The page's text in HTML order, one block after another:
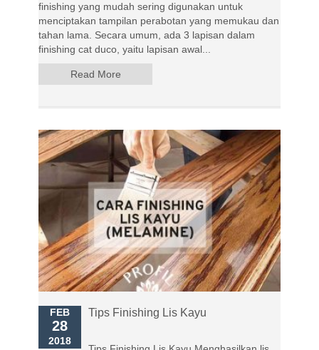
finishing yang mudah sering digunakan untuk
menciptakan tampilan perabotan yang memukau dan
tahan lama. Secara umum, ada 3 lapisan dalam
finishing cat duco, yaitu lapisan awal...
Read More
FEB
28
2018
Tips Finishing Lis Kayu